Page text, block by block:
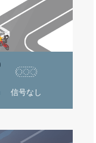
信号なし